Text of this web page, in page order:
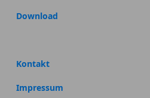
Download
Kontakt
Impressum